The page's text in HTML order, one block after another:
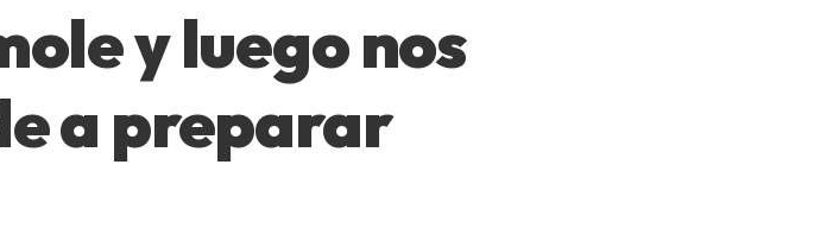
y luego nos
a preparar